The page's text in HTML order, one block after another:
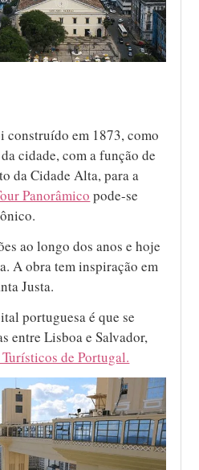
construído em 1873, como
cidade, com a função de
da Cidade Alta, para a
Panorâmico pode-se
ao longo dos anos e hoje
A obra tem inspiração em
Justa.
portuguesa é que se
entre Lisboa e Salvador,
de Portugal.